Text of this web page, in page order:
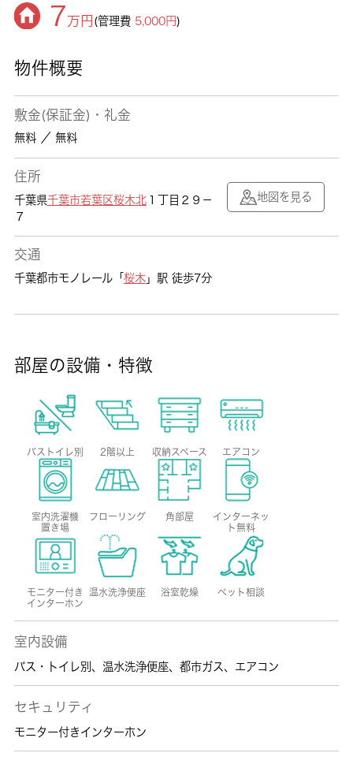
7万円 (管理費 5,000円)
物件概要
敷金(保証金)・礼金
無料 ／ 無料
住所
千葉県千葉市若葉区桜木北１丁目２９－
７
地図を見る
交通
千葉都市モノレール「 桜木」駅 徒歩7分
部屋の設備・特徴
バストイレ別 2階以上 収納スペース エアコン
室内洗濯機
置き場
フローリング 角部屋
インターネッ
ト無料
モニター付き
インターホン
温水洗浄便座 浴室乾燥 ペット相談
室内設備
バス・トイレ別 、 温水洗浄便座、 都市ガス、 エアコン
セキュリティ
モニター付きインターホン